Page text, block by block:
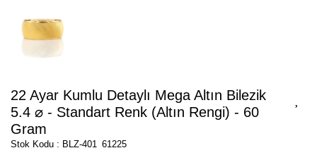
22 Ayar Kumlu Detaylı Mega Altın Bilezik
5.4 ⌀ - Standart Renk (Altın Rengi) - 60
Gram
Stok Kodu : BLZ-401_61225